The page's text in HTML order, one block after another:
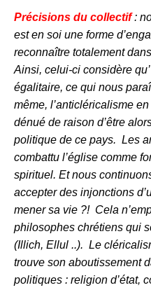
Précisions du collectif:
est en soi une forme
reconnaître totalement
Ainsi, celui-ci considère
égalitaire, ce qui nous
même, l’anticléricalisme
dénué de raison d’être
politique de ce pays. Les
combattu l’église comme
spirituel. Et nous
accepter des injonctions
mener sa vie ?! Cela
philosophes chrétiens qui
(Illich, Ellul ..). Le
trouve son aboutissement
politiques : religion d’état,